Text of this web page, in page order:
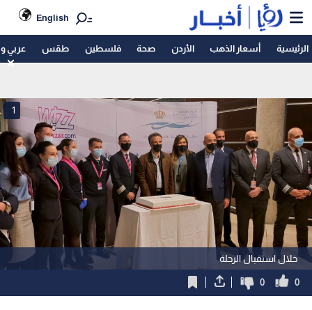
English
الرئيسية أسعار الذهب الأردن صحة فلسطين طقس عربي
خلال استقبال الرحلة
1
0
0